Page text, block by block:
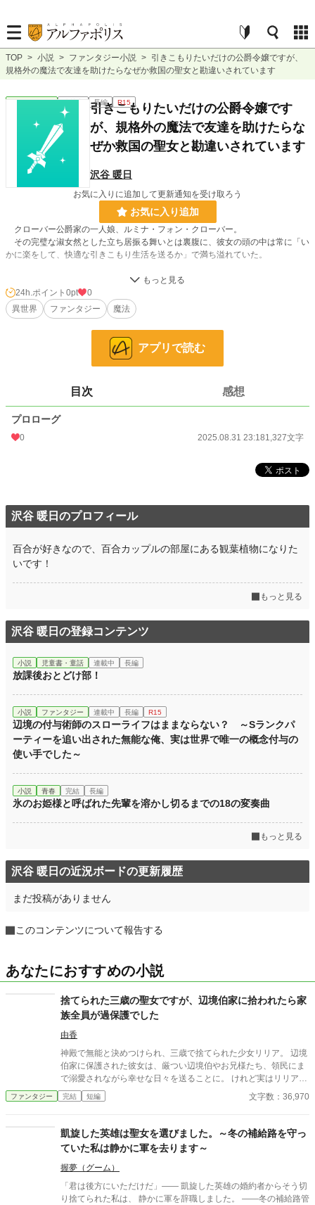
TOP > 小説 > ファンタジー小説 > 引きこもりたいだけの公爵令嬢ですが、
規格外の魔法で友達を助けたらなぜか救国の聖女と勘違いされています
ファンタジー 連載中 長編 R15
引きこもりたいだけの公爵令嬢です
が、規格外の魔法で友達を助けたらな
ぜか救国の聖女と勘違いされています
沢谷 暖日
お気に入りに追加して更新通知を受け取ろう
お気に入り追加
クローバー公爵家の一人娘、ルミナ・フォン・クローバー。
その完璧な淑女然とした立ち居振る舞いとは裏腹に、彼女の頭の中は常に「い
かに楽をして、快適な引きこもり生活を送るか」で満ち溢れていた。
生まれつき規格外の魔力量と、神に愛されたとしか思えない魔法の才能を持つ
彼女だが、その力の使い道は、紅茶の味を自分好みに変えたり、ベッドから動か
ずに本を取ったりと、もっぱら自らのぐうたら生活を彩るためだけ。過去のトラ
ウマから、その強大すぎる力を解放することを無意識に恐れてもいた。
そんな彼女の完璧な箱庭に、ある日、王宮からの招待状が届く。
それは、絶対に欠席できない王家の祝祭への強制参加命令だった。
民の少女リコと、彼女の力を研究対象として観察するクールな天才魔術師令嬢ノ
ア。そして、常に彼女を溺愛し見守る侍女のセラ。
これは、引きこもりたいだけのぐうたら天才少女が、迷惑で、やかましくて、
だけどかけがえのない友人たちのために、ほんの少しだけ勇気を出す、優しくて
――本人は、ただ面倒ごとを片付けたいだけなのに、その行いがなぜか世界を
小説 229,024 位 / 229,024 件
お気に入り
更新日時 2025.08.31 23:18
初回公開日時 2025.08.31 23:18
月間ポイント 21 pt (99,131 位)
年間ポイント 1,027 pt (84,087 位)
累計ポイント 1,027 pt (195,645 位)
24h.ポイント 0pt
0
異世界
ファンタジー 魔法
アプリで読む
目次 感想
プロローグ
0 2025.08.31 23:181,327文字
沢谷 暖日のプロフィール
百合が好きなので、百合カップルの部屋にある観葉植物になりた
いです！
もっと見る
沢谷 暖日の登録コンテンツ
小説 児童書・童話 連載中 長編
放課後おとどけ部！
小説 ファンタジー 連載中 長編 R15
辺境の付与術師のスローライフはままならない？ ～Sランクパ
ーティーを追い出された無能な俺、実は世界で唯一の概念付与の
使い手でした～
小説 青春 完結 長編
氷のお姫様と呼ばれた先輩を溶かし切るまでの18の変奏曲
もっと見る
沢谷 暖日の近況ボードの更新履歴
まだ投稿がありません
このコンテンツについて報告する
あなたにおすすめの小説
捨てられた三歳の聖女ですが、辺境伯家に拾われたら家
族全員が過保護でした
由香
神殿で無能と決めつけられ、三歳で捨てられた少女リリア。 辺境
伯家に保護された彼女は、厳つい辺境伯やお兄様たち、領民にま
で溺愛されながら幸せな日々を送ることに。 けれど実はリリア
は、数百年に一人現れる伝説級の聖女だった。 これは捨てられた
幼女聖女が、たくさんの愛に包まれながら成長していく物語。
ファンタジー 完結 短編 文字数：36,970
凱旋した英雄は聖女を選びました。～冬の補給路を守っ
ていた私は静かに軍を去ります～
握夢（グーム）
「君は後方にいただけだ」―― 凱旋した英雄の婚約者からそう切
り捨てられた私は、 静かに軍を辞職しました。 ――冬の補給路管